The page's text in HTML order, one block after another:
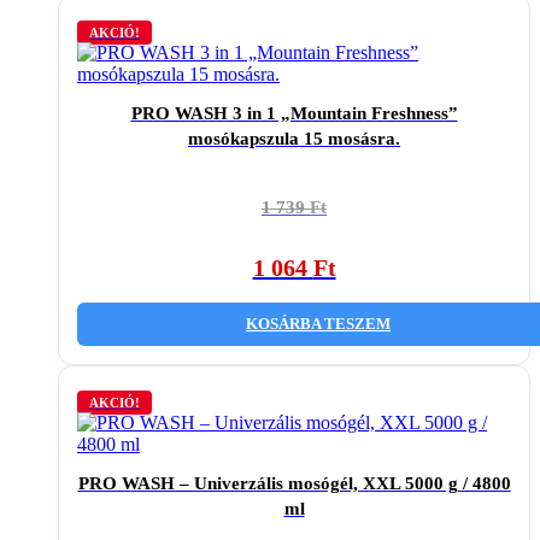
AKCIÓ!
PRO WASH 3 in 1 „Mountain Freshness”
mosókapszula 15 mosásra.
1 739Ft
Original
1
739 Ft.
1 064 Ft
Current
1
064 Ft.
KOSÁRBA TESZEM
AKCIÓ!
PRO WASH – Univerzális mosógél, XXL 5000 g / 4800
ml